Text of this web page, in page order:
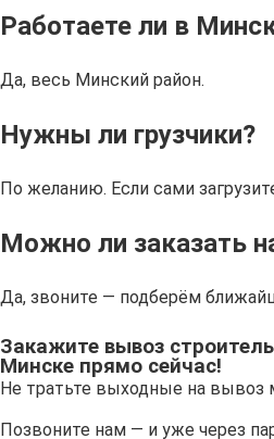
Работаете ли в
Да, весь Минский район.
Нужны ли грузчики?
По желанию. Если сами
Можно ли заказать
Да, звоните — подберём
Закажите вывоз
Минске прямо сейчас!
Не тратьте выходные на вывоз
Позвоните нам — и уже через